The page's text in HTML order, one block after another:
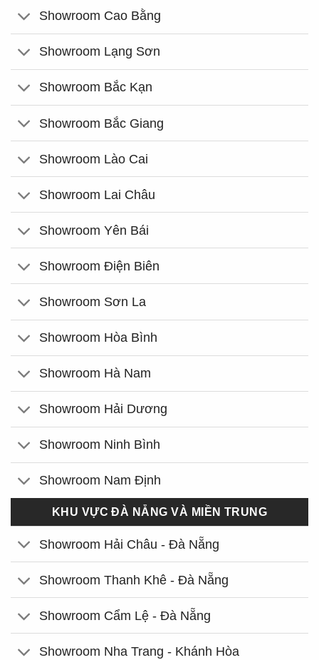
Showroom Cao Bằng
Showroom Lạng Sơn
Showroom Bắc Kạn
Showroom Bắc Giang
Showroom Lào Cai
Showroom Lai Châu
Showroom Yên Bái
Showroom Điện Biên
Showroom Sơn La
Showroom Hòa Bình
Showroom Hà Nam
Showroom Hải Dương
Showroom Ninh Bình
Showroom Nam Định
KHU VỰC ĐÀ NẴNG VÀ MIỀN TRUNG
Showroom Hải Châu - Đà Nẵng
Showroom Thanh Khê - Đà Nẵng
Showroom Cẩm Lệ - Đà Nẵng
Showroom Nha Trang - Khánh Hòa